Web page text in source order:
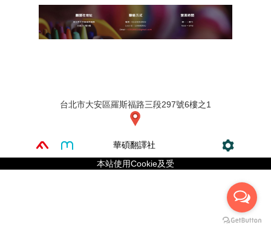
台北市大安區羅斯福路三段297號6樓之1
華碩翻譯社
本站使用Cookie及受